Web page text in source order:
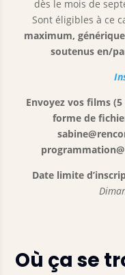
dès le mois de
Sont éligibles à ce
maximum,
soutenus en/
Envoyez vos films
forme de
Date limite
Où ça se